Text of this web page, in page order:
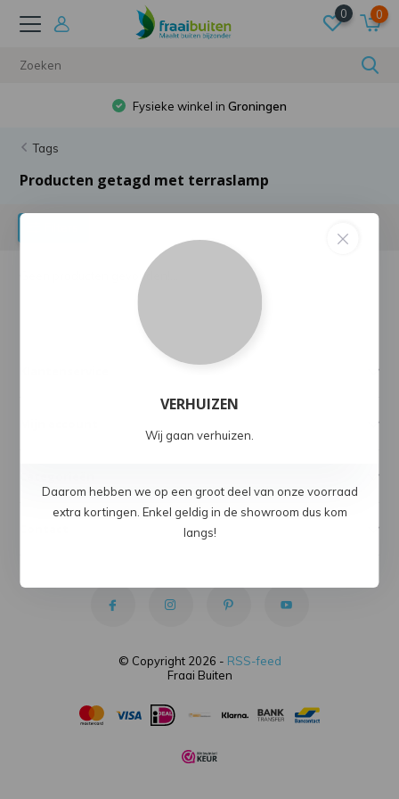
0 0
Fysieke winkel inGroningen
Tags
Producten getagd met terraslamp
Geen producten gevonden!...
© Copyright 2026 - RSS-feed
Fraai Buiten
VERHUIZEN
Wij gaan verhuizen.
Daarom hebben we op een groot deel van onze voorraad
extra kortingen. Enkel geldig in de showroom dus kom
langs!